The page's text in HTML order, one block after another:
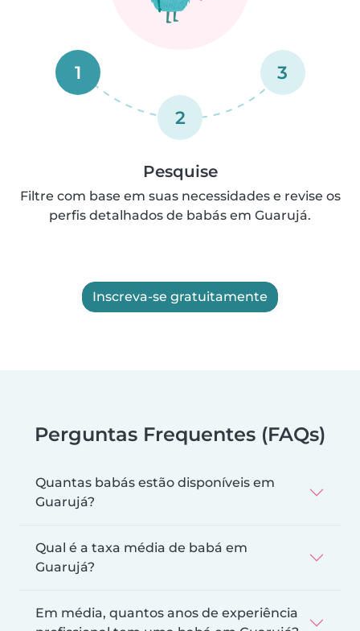
1
2
3
Pesquise
Filtre com base em suas necessidades e revise os
perfis detalhados de babás em Guarujá.
Inscreva-se gratuitamente
Perguntas Frequentes (FAQs)
Quantas babás estão disponíveis em
Guarujá?
Qual é a taxa média de babá em
Guarujá?
Em média, quantos anos de experiência